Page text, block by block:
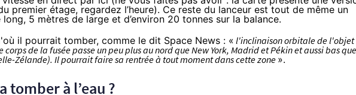
premier étage, regardez l’heure). Ce reste du lanceur est tout de même un
5 mètres de large et d’environ 20 tonnes sur la balance.
il pourrait tomber, comme le dit Space News : « l'inclinaison orbitale de l'objet
corps de la fusée passe un peu plus au nord que New York, Madrid et Pékin et aussi bas
Zélande). Il pourrait faire sa rentrée à tout moment dans cette zone ».
tomber à l’eau ?